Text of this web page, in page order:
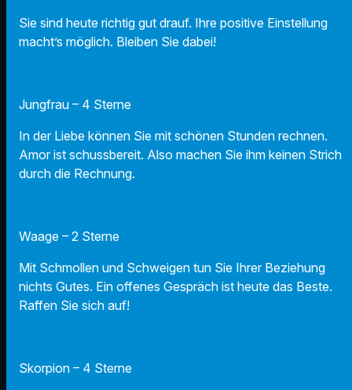
Sie sind heute richtig gut drauf. Ihre positive Einstellung
macht’s möglich. Bleiben Sie dabei!
Jungfrau – 4 Sterne
In der Liebe können Sie mit schönen Stunden rechnen.
Amor ist schussbereit. Also machen Sie ihm keinen Strich
durch die Rechnung.
Waage – 2 Sterne
Mit Schmollen und Schweigen tun Sie Ihrer Beziehung
nichts Gutes. Ein offenes Gespräch ist heute das Beste.
Raffen Sie sich auf!
Skorpion – 4 Sterne